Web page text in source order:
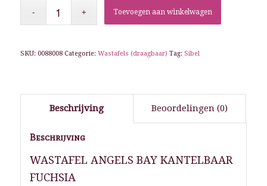
Toevoegen aan winkelwagen
SKU: 0088008 Categorie: Wastafels (draagbaar) Tag: Sibel
Beschrijving Beoordelingen (0)
Beschrijving
WASTAFEL ANGELS BAY KANTELBAAR
FUCHSIA